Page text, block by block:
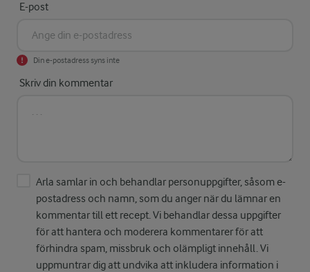
E-post
Din e-postadress syns inte
Skriv din kommentar
Arla samlar in och behandlar personuppgifter, såsom e-
postadress och namn, som du anger när du lämnar en
kommentar till ett recept. Vi behandlar dessa uppgifter
för att hantera och moderera kommentarer för att
förhindra spam, missbruk och olämpligt innehåll. Vi
uppmuntrar dig att undvika att inkludera information i